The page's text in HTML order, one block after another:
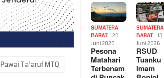
Pawai Ta’aruf MTQ
SUMATERA
BARAT
20
Juni 2026
Pesona
Matahari
Terbenam
SUMATERA
BARAT
13
Juni 2026
RSUD
Tuanku
Imam